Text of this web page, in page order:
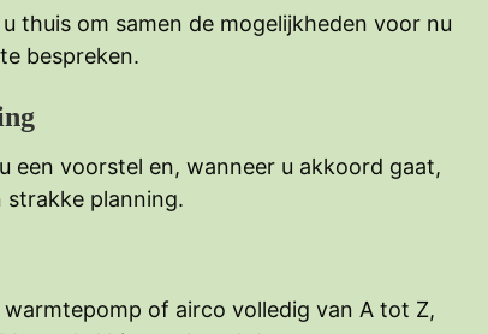
thuis om samen de mogelijkheden voor nu
bespreken.
een voorstel en, wanneer u akkoord gaat,
strakke planning.
warmtepomp of airco volledig van A tot Z,